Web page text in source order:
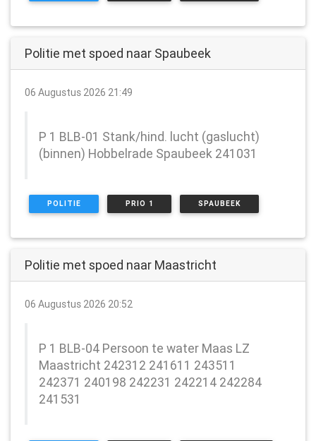
Politie met spoed naar Spaubeek
06 Augustus 2026 21:49
P 1 BLB-01 Stank/hind. lucht (gaslucht)
(binnen) Hobbelrade Spaubeek 241031
POLITIE PRIO 1 SPAUBEEK
Politie met spoed naar Maastricht
06 Augustus 2026 20:52
P 1 BLB-04 Persoon te water Maas LZ
Maastricht 242312 241611 243511
242371 240198 242231 242214 242284
241531